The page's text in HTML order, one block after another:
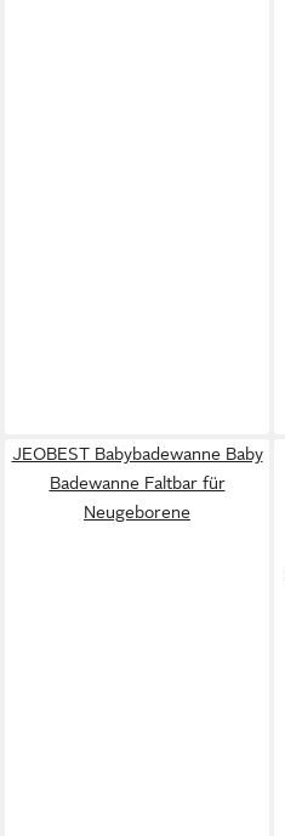
JEOBEST Babybadewanne Baby
Badewanne Faltbar für
Neugeborene